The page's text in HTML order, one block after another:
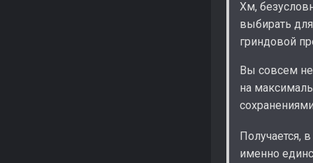
Хм,
выбирать
гриндовой
Вы совсем
на
Получается,
именно